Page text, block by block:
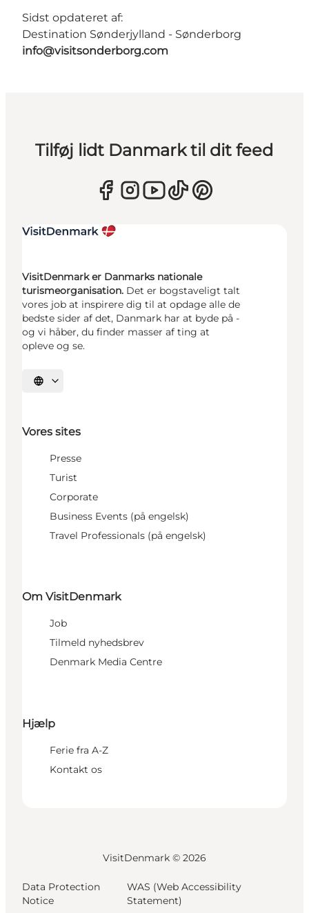
Sidst opdateret af:
Destination Sønderjylland - Sønderborg
info@visitsonderborg.com
Tilføj lidt Danmark til dit feed
VisitDenmark er Danmarks nationale
turismeorganisation. Det er bogstaveligt talt
vores job at inspirere dig til at opdage alle de
bedste sider af det, Danmark har at byde på -
og vi håber, du finder masser af ting at
opleve og se.
Vælg sprog
Vores sites
Presse
Turist
Corporate
Business Events (på engelsk)
Travel Professionals (på engelsk)
Om VisitDenmark
Job
Tilmeld nyhedsbrev
Denmark Media Centre
Hjælp
Ferie fra A-Z
Kontakt os
VisitDenmark © 2026
Data Protection
Notice
WAS (Web Accessibility
Statement)